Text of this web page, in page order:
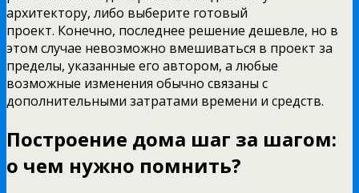
архитектору, либо выберите готовый
проект. Конечно, последнее решение дешевле, но в
этом случае невозможно вмешиваться в проект за
пределы, указанные его автором, а любые
возможные изменения обычно связаны с
дополнительными затратами времени и средств.
Построение дома шаг за шагом:
о чем нужно помнить?